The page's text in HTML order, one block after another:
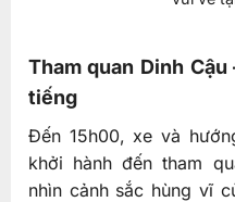
Tham quan Dinh
tiếng
Đến 15h00, xe và
khởi hành đến tham
nhìn cảnh sắc hùng vĩ